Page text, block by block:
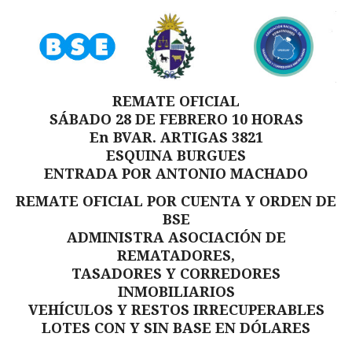
REMATE OFICIAL
SÁBADO 28 DE FEBRERO 10 HORAS
En BVAR. ARTIGAS 3821
ESQUINA BURGUES
ENTRADA POR ANTONIO MACHADO
REMATE OFICIAL POR CUENTA Y ORDEN DE
BSE
ADMINISTRA ASOCIACIÓN DE
REMATADORES,
TASADORES Y CORREDORES
INMOBILIARIOS
VEHÍCULOS Y RESTOS IRRECUPERABLES
LOTES CON Y SIN BASE EN DÓLARES